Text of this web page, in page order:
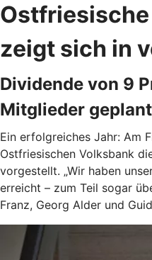
zeigt sich in
Dividende von 9
Mitglieder geplant
Ein erfolgreiches Jahr: Am
Ostfriesischen Volksbank
vorgestellt. „Wir haben
erreicht – zum Teil sogar
Franz, Georg Alder und